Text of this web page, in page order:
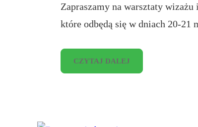
Zapraszamy na warsztaty
które odbędą się w dniach 20-21
CZYTAJ DALEJ